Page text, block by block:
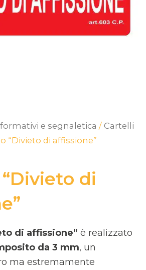
e segnaletica / Cartelli
“Divieto di affissione”
di
di affissione” è realizzato
da 3 mm, un
ma estremamente